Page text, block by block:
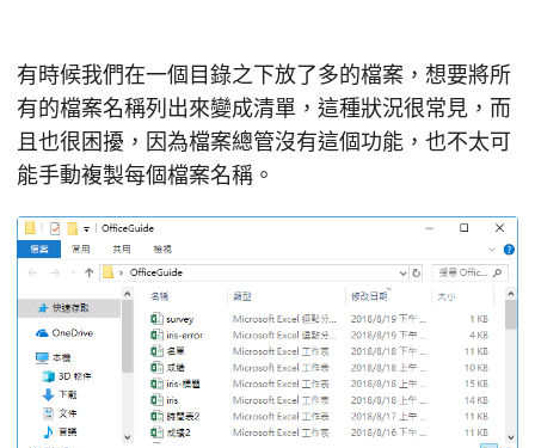
有時候我們在一個目錄之下放了多的檔案，想要將所
有的檔案名稱列出來變成清單，這種狀況很常見，而
且也很困擾，因為檔案總管沒有這個功能，也不太可
能手動複製每個檔案名稱。